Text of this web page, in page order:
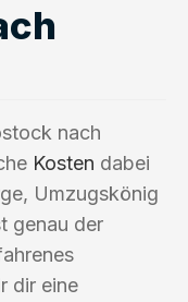
nach
Kosten dabei
Umzugskönig
genau der
dir eine